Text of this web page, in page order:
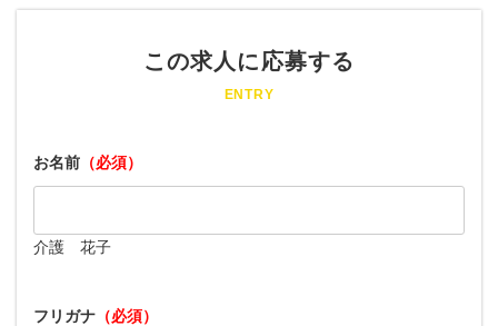
この求人に応募する
ENTRY
お名前 （必須）
介護 花子
フリガナ （必須）